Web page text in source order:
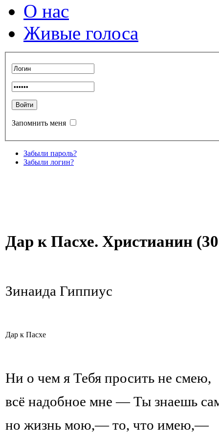
О нас
Живые голоса
Запомнить меня
Забыли пароль?
Забыли логин?
Дар к Пасхе. Христианин
Зинаида Гиппиус
Дар к Пасхе
Ни о чем я Тебя просить не смею,
всё надобное мне — Ты знаешь
но жизнь мою,— то, что имею,—